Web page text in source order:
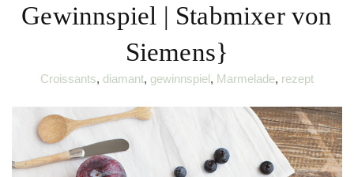
Gewinnspiel | Stabmixer von
Siemens}
Croissants, diamant, gewinnspiel, Marmelade, rezept